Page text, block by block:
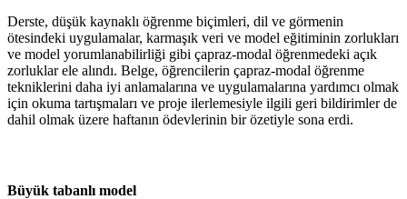
Derste, düşük kaynaklı öğrenme biçimleri, dil ve görmenin
ötesindeki uygulamalar, karmaşık veri ve model eğitiminin zorlukları
ve model yorumlanabilirliği gibi çapraz-modal öğrenmedeki açık
zorluklar ele alındı. Belge, öğrencilerin çapraz-modal öğrenme
tekniklerini daha iyi anlamalarına ve uygulamalarına yardımcı olmak
için okuma tartışmaları ve proje ilerlemesiyle ilgili geri bildirimler de
dahil olmak üzere haftanın ödevlerinin bir özetiyle sona erdi.
Büyük tabanlı model